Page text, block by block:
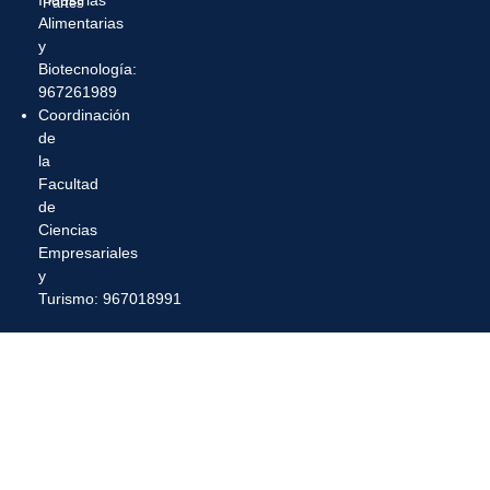
Alimentarias
y
Biotecnología:
967261989
Coordinación
de
la
Facultad
de
Ciencias
Empresariales
y
Turismo: 967018991